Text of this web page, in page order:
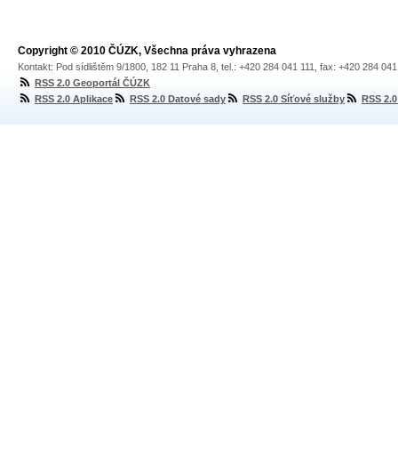
Copyright © 2010 ČÚZK, Všechna práva vyhrazena
Kontakt: Pod sídlištěm 9/1800, 182 11 Praha 8, tel.: +420 284 041 111, fax: +420 284
RSS 2.0 Geoportál ČÚZK
RSS 2.0 Aplikace
RSS 2.0 Datové sady RSS 2.0 Síťové služby RSS